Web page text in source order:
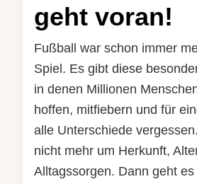
geht voran!
Fußball war schon immer
Spiel. Es gibt diese
in denen Millionen
hoffen, mitfiebern und für
alle Unterschiede
nicht mehr um Herkunft,
Alltagssorgen. Dann geht es